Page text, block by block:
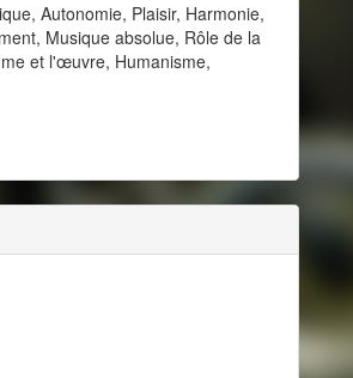
Autonomie, Plaisir, Harmonie,
Musique absolue, Rôle de la
et l'œuvre, Humanisme,